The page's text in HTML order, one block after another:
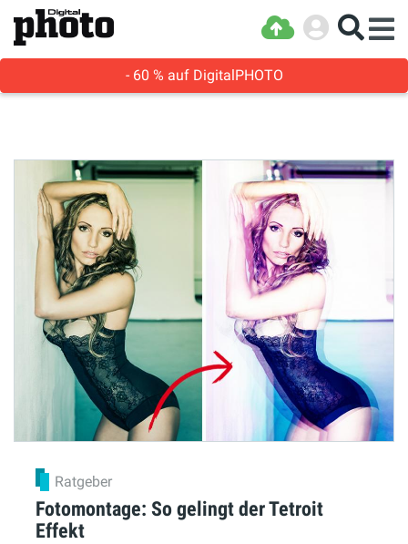
- 60 % auf DigitalPHOTO
Ratgeber
Fotomontage: So gelingt der Tetroit
Effekt